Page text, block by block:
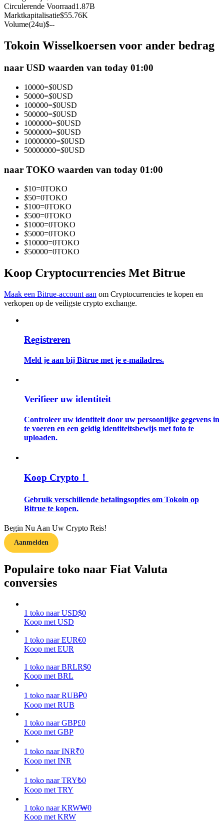
Geniet van winstdeling en copy trading commissies
Informatie
Big data-analyse inclusief handelsinformatie, enz.
Gids
Handelsstrategieën
Leer hoe u winstgevend kunt blijven
Verdienen
Macht varkentje
Verdien dagelijks competitieve beloningen
Circulerende Voorraad1.87B
Marktkapitalisatie$55.76K
Volume(24u)$--
Tokoin Wisselkoersen voor ander bedrag
naar USD waarden van today 01:00
10000=$0USD
50000=$0USD
100000=$0USD
500000=$0USD
1000000=$0USD
5000000=$0USD
10000000=$0USD
50000000=$0USD
naar TOKO waarden van today 01:00
$10=0TOKO
$50=0TOKO
$100=0TOKO
$500=0TOKO
$1000=0TOKO
$5000=0TOKO
$10000=0TOKO
$50000=0TOKO
Koop Cryptocurrencies Met Bitrue
Maak een Bitrue-account aan om Cryptocurrencies te kopen en
verkopen op de veiligste crypto exchange.
Registreren
Meld je aan bij Bitrue met je e-mailadres.
Verifieer uw identiteit
Controleer uw identiteit door uw persoonlijke gegevens in
te voeren en een geldig identiteitsbewijs met foto te
uploaden.
Koop Crypto！
Gebruik verschillende betalingsopties om Tokoin op
Bitrue te kopen.
Begin Nu Aan Uw Crypto Reis!
Aanmelden
Populaire toko naar Fiat Valuta
conversies
1 toko naar USD$0
Koop met USD
1 toko naar EUR€0
Koop met EUR
1 toko naar BRLR$0
Koop met BRL
1 toko naar RUB₽0
Koop met RUB
1 toko naar GBP£0
Koop met GBP
1 toko naar INR₹0
Koop met INR
1 toko naar TRY₺0
Koop met TRY
1 toko naar KRW₩0
Koop met KRW